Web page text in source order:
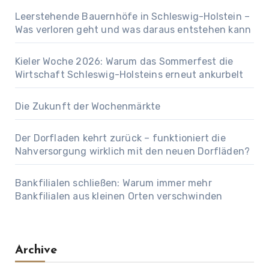
Leerstehende Bauernhöfe in Schleswig-Holstein –
Was verloren geht und was daraus entstehen kann
Kieler Woche 2026: Warum das Sommerfest die
Wirtschaft Schleswig-Holsteins erneut ankurbelt
Die Zukunft der Wochenmärkte
Der Dorfladen kehrt zurück – funktioniert die
Nahversorgung wirklich mit den neuen Dorfläden?
Bankfilialen schließen: Warum immer mehr
Bankfilialen aus kleinen Orten verschwinden
Archive